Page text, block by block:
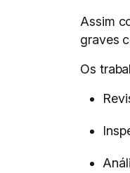
Assim
graves
Os